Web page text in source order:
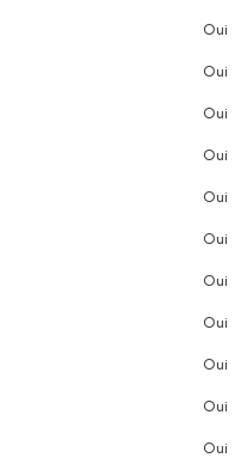
oui
oui
oui
oui
oui
oui
oui
oui
oui
oui
oui